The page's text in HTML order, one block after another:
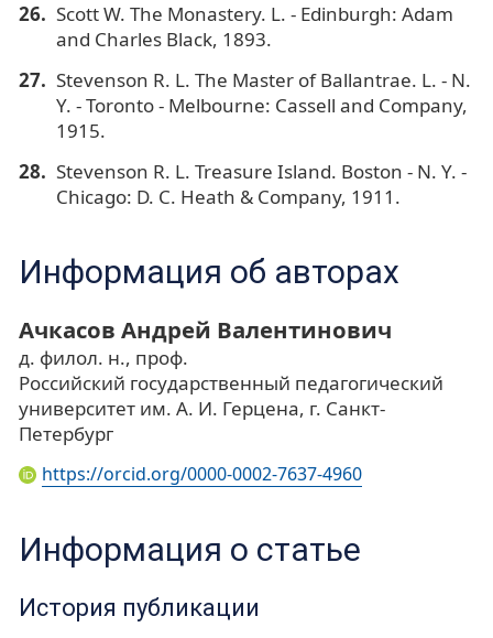
Scott W. The Monastery. L. - Edinburgh: Adam
and Charles Black, 1893.
Stevenson R. L. The Master of Ballantrae. L. - N.
Y. - Toronto - Melbourne: Cassell and Company,
1915.
Stevenson R. L. Treasure Island. Boston - N. Y. -
Chicago: D. C. Heath & Company, 1911.
Информация об авторах
Ачкасов Андрей Валентинович
д. филол. н., проф.
Российский государственный педагогический
университет им. А. И. Герцена, г. Санкт-
Петербург
https://orcid.org/0000-0002-7637-4960
Информация о статье
История публикации